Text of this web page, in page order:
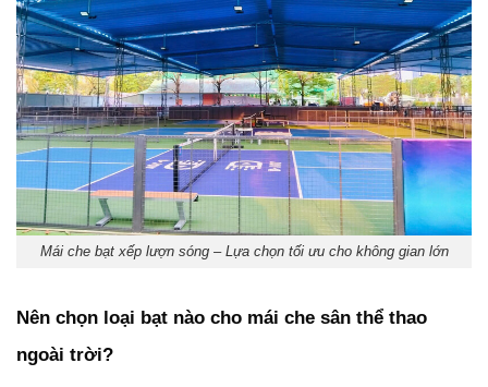
Mái che bạt xếp lượn sóng – Lựa chọn tối ưu cho không gian lớn
Nên chọn loại bạt nào cho mái che sân thể thao
ngoài trời?